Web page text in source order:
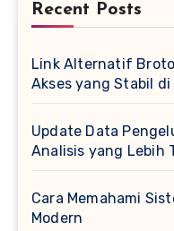
Recent Posts
Link Alternatif
Akses yang Stabil
Update Data
Analisis yang Lebih
Cara Memahami
Modern